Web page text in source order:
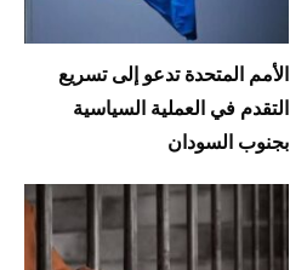
الأمم المتحدة تدعو إلى تسريع
التقدم في العملية السياسية
بجنوب السودان